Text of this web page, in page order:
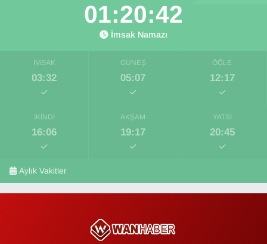
01:20:41
İmsak Namazı
İMSAK
03:32
GÜNEŞ
05:07
ÖĞLE
12:17
İKINDI
16:06
AKŞAM
19:17
YATSI
20:45
Aylık Vakitler